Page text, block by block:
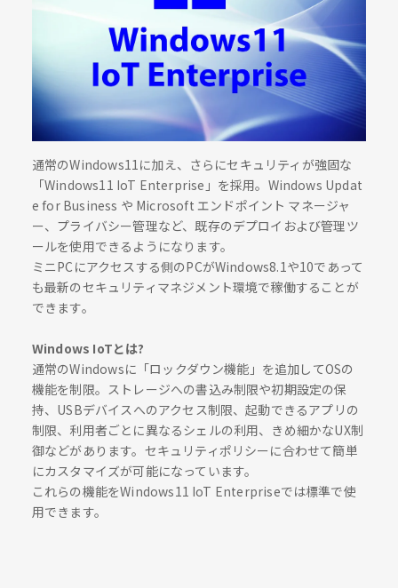
通常のWindows11に加え、さらにセキュリティが強固な
「Windows11 IoT Enterprise」を採用。Windows Updat
e for Business や Microsoft エンドポイント マネージャ
ー、プライバシー管理など、既存のデプロイおよび管理ツ
ールを使用できるようになります。
ミニPCにアクセスする側のPCがWindows8.1や10であって
も最新のセキュリティマネジメント環境で稼働することが
できます。
Windows IoTとは?
通常のWindowsに「ロックダウン機能」を追加してOSの
機能を制限。ストレージへの書込み制限や初期設定の保
持、USBデバイスへのアクセス制限、起動できるアプリの
制限、利用者ごとに異なるシェルの利用、きめ細かなUX制
御などがあります。セキュリティポリシーに合わせて簡単
にカスタマイズが可能になっています。
これらの機能をWindows11 IoT Enterpriseでは標準で使
用できます。